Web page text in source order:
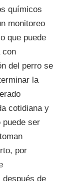
químicos
monitoreo
que puede
con
del perro se
la
cotidiana y
puede ser
por
después de